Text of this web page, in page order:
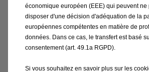
remettons également un
de la batterie qui facilite la
économique européen (EEE) qui peuvent ne
disposer d'une décision d'adéquation de la
européennes compétentes en matière de
données. Dans ce cas, le transfert est basé
consentement (art. 49.1a RGPD).
Si vous souhaitez en savoir plus sur les